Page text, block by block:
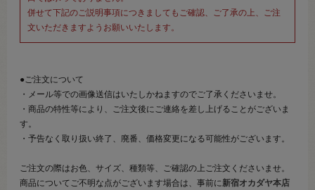
併せて下記のご説明事項につきましてもご確認、ご了承の上、ご注
文いただきますようお願いいたします。
●ご注文について
・メール等での画像送信はいたしかねますのでご了承くださいませ。
・商品の特性等により、ご注文後にご連絡を差し上げることがございま
す。
・予告なく取り扱い終了、廃番、価格変更になる可能性がございます。
ご注文の際はお色、サイズ、種類等、ご確認の上ご注文くださいませ。
商品についてご不明な点がございます場合は、事前に新宿オカダヤ本店